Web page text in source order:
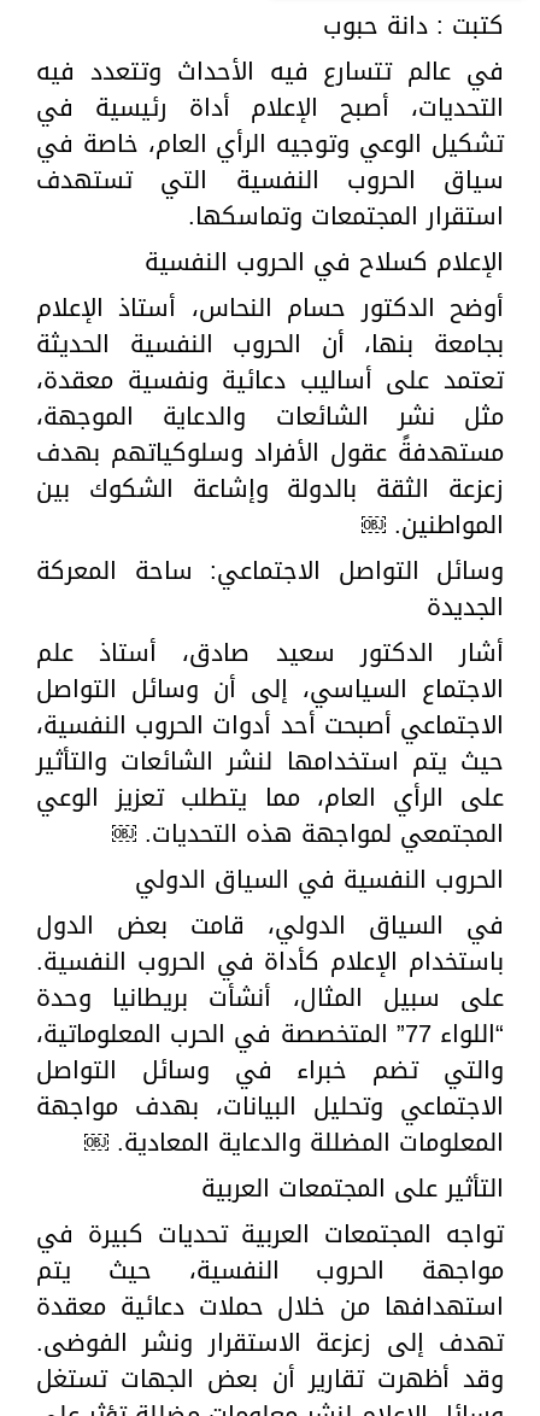
كتبت : دانة حبوب
في عالم تتسارع فيه الأحداث وتتعدد فيه
التحديات، أصبح الإعلام أداة رئيسية في
تشكيل الوعي وتوجيه الرأي العام، خاصة في
سياق الحروب النفسية التي تستهدف
استقرار المجتمعات وتماسكها.
الإعلام كسلاح في الحروب النفسية
أوضح الدكتور حسام النحاس، أستاذ الإعلام
بجامعة بنها، أن الحروب النفسية الحديثة
تعتمد على أساليب دعائية ونفسية معقدة،
مثل نشر الشائعات والدعاية الموجهة،
مستهدفةً عقول الأفراد وسلوكياتهم بهدف
زعزعة الثقة بالدولة وإشاعة الشكوك بين
المواطنين. ￼
وسائل التواصل الاجتماعي: ساحة المعركة
الجديدة
أشار الدكتور سعيد صادق، أستاذ علم
الاجتماع السياسي، إلى أن وسائل التواصل
الاجتماعي أصبحت أحد أدوات الحروب النفسية،
حيث يتم استخدامها لنشر الشائعات والتأثير
على الرأي العام، مما يتطلب تعزيز الوعي
المجتمعي لمواجهة هذه التحديات. ￼
الحروب النفسية في السياق الدولي
في السياق الدولي، قامت بعض الدول
باستخدام الإعلام كأداة في الحروب النفسية.
على سبيل المثال، أنشأت بريطانيا وحدة
“اللواء 77” المتخصصة في الحرب المعلوماتية،
والتي تضم خبراء في وسائل التواصل
الاجتماعي وتحليل البيانات، بهدف مواجهة
المعلومات المضللة والدعاية المعادية. ￼
التأثير على المجتمعات العربية
تواجه المجتمعات العربية تحديات كبيرة في
مواجهة الحروب النفسية، حيث يتم
استهدافها من خلال حملات دعائية معقدة
تهدف إلى زعزعة الاستقرار ونشر الفوضى.
وقد أظهرت تقارير أن بعض الجهات تستغل